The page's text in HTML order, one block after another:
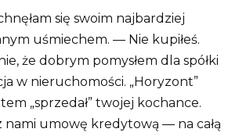
się swoim najbardziej
uśmiechem. — Nie kupiłeś.
że dobrym pomysłem dla spółki
w nieruchomości. „Horyzont”
„sprzedał” twojej kochance.
nami umowę kredytową — na całą